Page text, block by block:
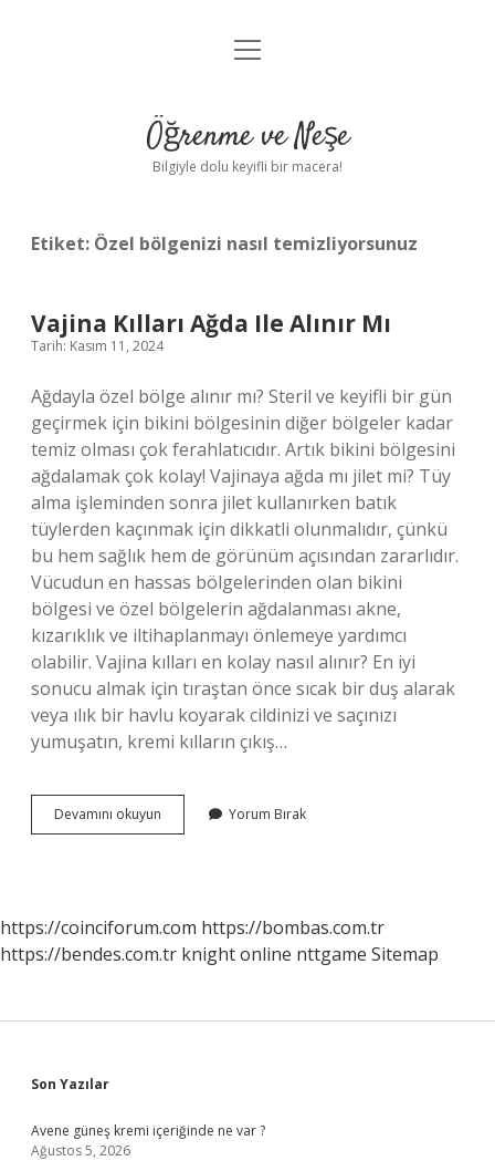
Anasayfa
Yasal Uyarı
menüyü
Öğrenme ve Neşe
Bilgiyle dolu keyifli bir macera!
Etiket: Özel bölgenizi nasıl temizliyorsunuz
Vajina Kılları Ağda Ile Alınır Mı
Tarih: Kasım 11, 2024
Ağdayla özel bölge alınır mı? Steril ve keyifli bir gün
geçirmek için bikini bölgesinin diğer bölgeler kadar
temiz olması çok ferahlatıcıdır. Artık bikini bölgesini
ağdalamak çok kolay! Vajinaya ağda mı jilet mi? Tüy
alma işleminden sonra jilet kullanırken batık
tüylerden kaçınmak için dikkatli olunmalıdır, çünkü
bu hem sağlık hem de görünüm açısından zararlıdır.
Vücudun en hassas bölgelerinden olan bikini
bölgesi ve özel bölgelerin ağdalanması akne,
kızarıklık ve iltihaplanmayı önlemeye yardımcı
olabilir. Vajina kılları en kolay nasıl alınır? En iyi
sonucu almak için tıraştan önce sıcak bir duş alarak
veya ılık bir havlu koyarak cildinizi ve saçınızı
yumuşatın, kremi kılların çıkış…
Devamını okuyun
Kılları
Yorum Bırak
https://coinciforum.com https://bombas.com.tr
https://bendes.com.tr knight online nttgame Sitemap
Sidebar
Son Yazılar
Avene güneş kremi içeriğinde ne var ?
Ağustos 5, 2026